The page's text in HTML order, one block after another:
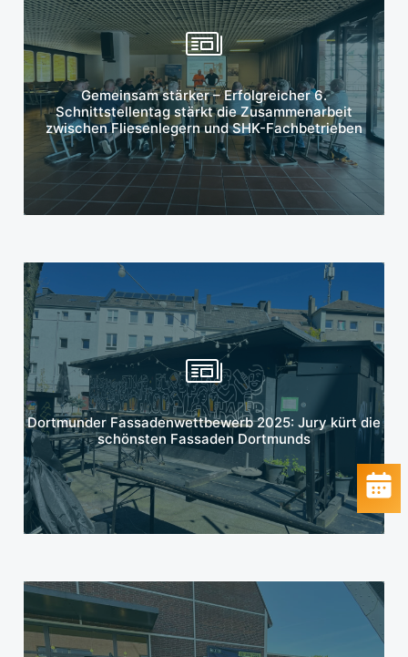
Gemeinsam stärker – Erfolgreicher 6.
Schnittstellentag stärkt die Zusammenarbeit
zwischen Fliesenlegern und SHK-Fachbetrieben
Mehr erfahren
Dortmunder Fassadenwettbewerb 2025: Jury kürt die
schönsten Fassaden Dortmunds
Mehr erfahren